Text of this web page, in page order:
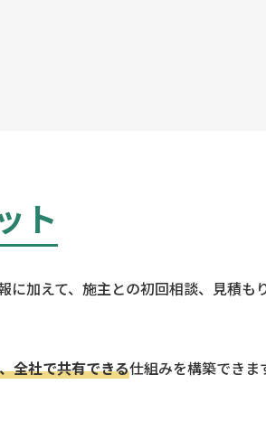
ト
加えて、施主との初回相談、見積も
全社で共有できる仕組みを構築できま